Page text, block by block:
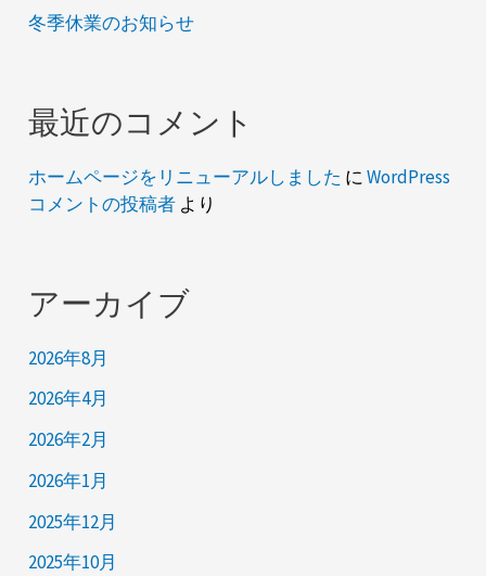
冬季休業のお知らせ
最近のコメント
ホームページをリニューアルしました にWordPress
コメントの投稿者より
アーカイブ
2026年8月
2026年4月
2026年2月
2026年1月
2025年12月
2025年10月